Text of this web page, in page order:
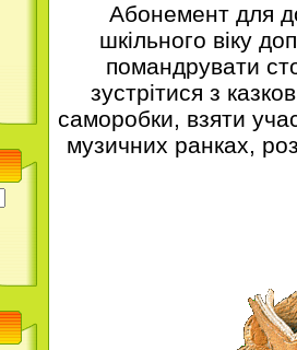
Абонемент для
шкільного віку
помандрувати
зустрітися з
саморобки, взяти
музичних ранках,